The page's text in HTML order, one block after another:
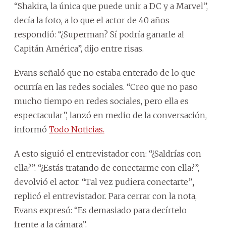
“Shakira, la única que puede unir a DC y a Marvel”,
decía la foto, a lo que el actor de 40 años
respondió: “¿Superman? Sí podría ganarle al
Capitán América”, dijo entre risas.
Evans señaló que no estaba enterado de lo que
ocurría en las redes sociales. “Creo que no paso
mucho tiempo en redes sociales, pero ella es
espectacular”, lanzó en medio de la conversación,
informó Todo Noticias.
A esto siguió el entrevistador con: “¿Saldrías con
ella?”. “¿Estás tratando de conectarme con ella?”,
devolvió el actor. “Tal vez pudiera conectarte”,
replicó el entrevistador. Para cerrar con la nota,
Evans expresó: “Es demasiado para decírtelo
frente a la cámara”.